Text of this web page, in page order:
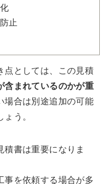
止
点としては、この見積
含まれているのかが重
場合は別途追加の可能
う。
積書は重要になりま
事を依頼する場合が多